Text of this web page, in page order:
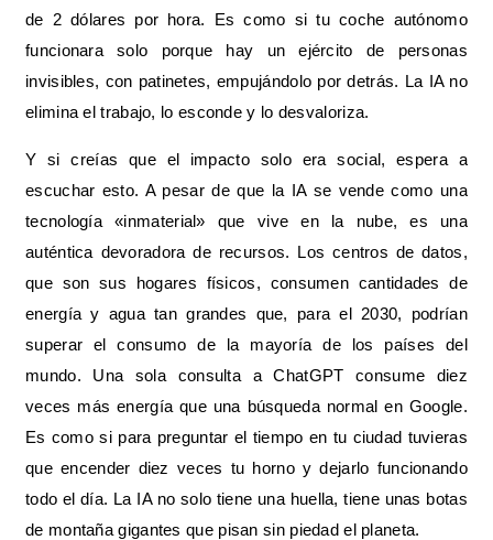
de 2 dólares por hora. Es como si tu coche autónomo
funcionara solo porque hay un ejército de personas
invisibles, con patinetes, empujándolo por detrás. La IA no
elimina el trabajo, lo esconde y lo desvaloriza.
Y si creías que el impacto solo era social, espera a
escuchar esto. A pesar de que la IA se vende como una
tecnología «inmaterial» que vive en la nube, es una
auténtica devoradora de recursos. Los centros de datos,
que son sus hogares físicos, consumen cantidades de
energía y agua tan grandes que, para el 2030, podrían
superar el consumo de la mayoría de los países del
mundo. Una sola consulta a ChatGPT consume diez
veces más energía que una búsqueda normal en Google.
Es como si para preguntar el tiempo en tu ciudad tuvieras
que encender diez veces tu horno y dejarlo funcionando
todo el día. La IA no solo tiene una huella, tiene unas botas
de montaña gigantes que pisan sin piedad el planeta.